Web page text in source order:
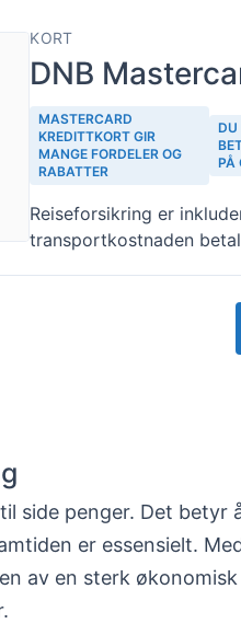
KORT
DNB
MASTERCARD
KREDITTKORT GIR
MANGE FORDELER OG
RABATTER
DU
PÅ
Reiseforsikring er
transportkostnaden
side penger. Det betyr
er essensielt.
av en sterk